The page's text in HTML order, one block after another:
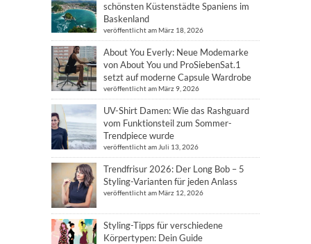
schönsten Küstenstädte Spaniens im
Baskenland
veröffentlicht am März 18, 2026
About You Everly: Neue Modemarke
von About You und ProSiebenSat.1
setzt auf moderne Capsule Wardrobe
veröffentlicht am März 9, 2026
UV-Shirt Damen: Wie das Rashguard
vom Funktionsteil zum Sommer-
Trendpiece wurde
veröffentlicht am Juli 13, 2026
Trendfrisur 2026: Der Long Bob – 5
Styling-Varianten für jeden Anlass
veröffentlicht am März 12, 2026
Styling-Tipps für verschiedene
Körpertypen: Dein Guide